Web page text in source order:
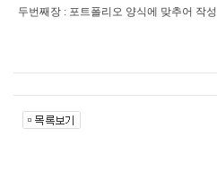
두번째장 : 포트폴리오 양식에 맞추어 작성